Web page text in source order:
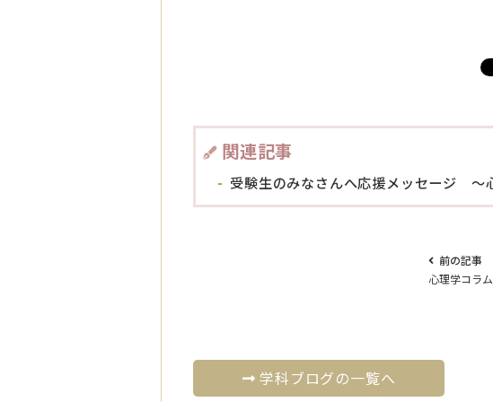
関連記事
受験生のみなさんへ応援メッセージ ～
前の記事
心理学コラ
学科ブログの一覧へ